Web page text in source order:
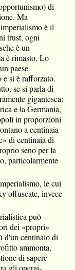
di
Ma
è il
trust, ogni
è un
è rimasto. Lo
paese
si è rafforzato.
se si parla di
gigantesca:
e la Germania,
in proporzioni
a centinaia
di centinaia di
seno per la
particolarmente
le cui
offuscate, invece
può
dei «propri»
d'un centinaio di
ammonta,
di sapere